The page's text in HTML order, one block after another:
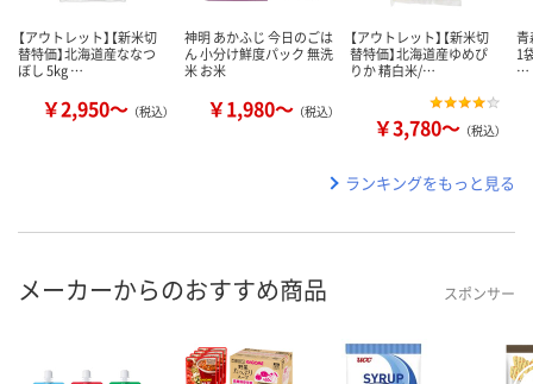
【アウトレット】【新米切
替特価】北海道産ななつ
ぼし 5kg …
￥2,950～ （税込）
神明 あかふじ 今日のごは
ん 小分け鮮度パック 無洗
米 お米
￥1,980～ （税込）
【アウトレット】【新米切
替特価】北海道産ゆめぴ
りか 精白米/…
￥3,780～ （税込）
青
1
…
ランキングをもっと見る
メーカーからのおすすめ商品 スポンサー